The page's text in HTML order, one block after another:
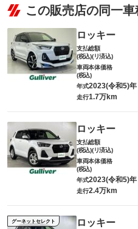
この販売店の同一車
ロッキー
支払総額
(税込)(リ済込)
車両本体価格
(税込)
年式2023(令和5)年
走行1.7万km
ロッキー
支払総額
(税込)(リ済込)
車両本体価格
(税込)
年式2023(令和5)年
走行2.4万km
グーネットセレクト ロッキー